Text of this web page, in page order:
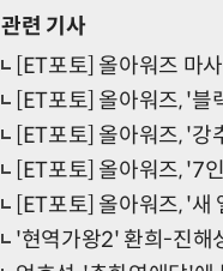
관련 기사
[ET포토] 올아워즈 마
[ET포토] 올아워즈, '
[ET포토] 올아워즈, '강
[ET포토] 올아워즈, '7
[ET포토] 올아워즈, '
'현역가왕2' 환희-진해